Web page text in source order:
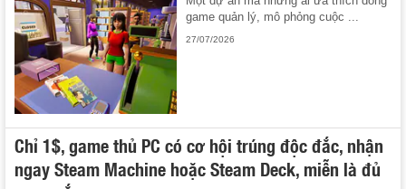
game quản lý, mô phỏng cuộc ...
27/07/2026
Chỉ 1$, game thủ PC có cơ hội trúng độc đắc, nhận
ngay Steam Machine hoặc Steam Deck, miễn là đủ